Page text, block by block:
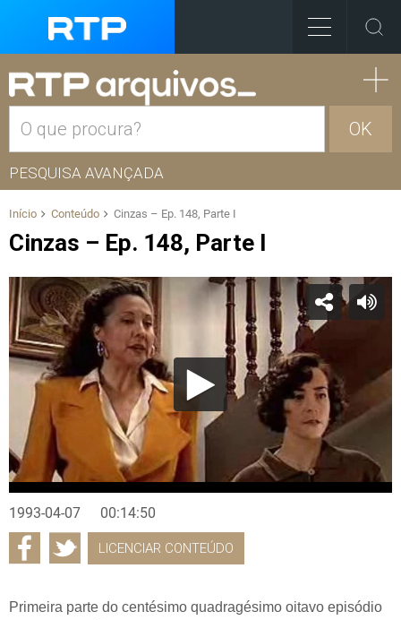
OK
PESQUISA AVANÇADA
Início Conteúdo Cinzas – Ep. 148, Parte I
Cinzas – Ep. 148, Parte I
1993-04-07 00:14:50
LICENCIAR CONTEÚDO
Primeira parte do centésimo quadragésimo oitavo episódio